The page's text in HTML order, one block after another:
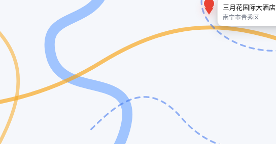
三月花国际大酒店
南宁市青秀区